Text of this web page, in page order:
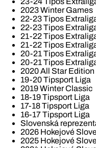
2023 Winter Games
22-23 Tipos
22-23 Tipos
21-22 Tipos
21-22 Tipos
20-21 Tipos
20-21 Tipos
2020 All Star Edition
19-20 Tipsport Liga
2019 Winter Classic
18-19 Tipsport Liga
17-18 Tipsport Liga
16-17 Tipsport Liga
Slovenská
2026 Hokejové
2025 Hokejové